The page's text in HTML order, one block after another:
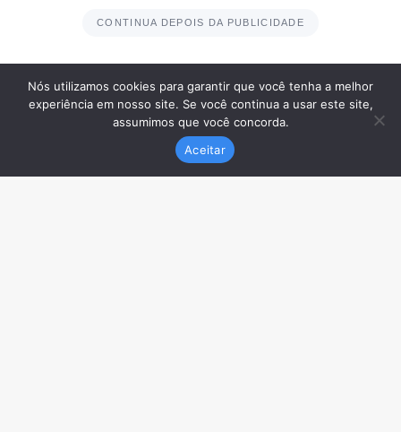
Nós utilizamos cookies para garantir que você tenha a melhor
experiência em nosso site. Se você continua a usar este site,
assumimos que você concorda.
Aceitar